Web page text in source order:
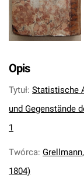
Opis
Tytuł: Statistische
und Gegenstände
1
Twórca:
1804)